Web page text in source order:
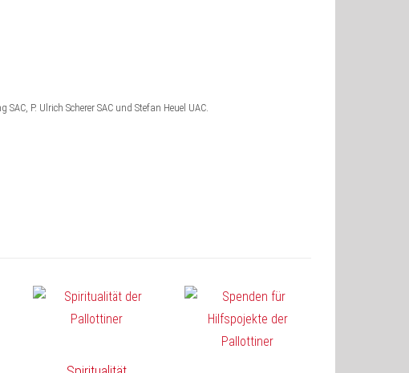
P. Ulrich Scherer SAC und Stefan Heuel UAC.